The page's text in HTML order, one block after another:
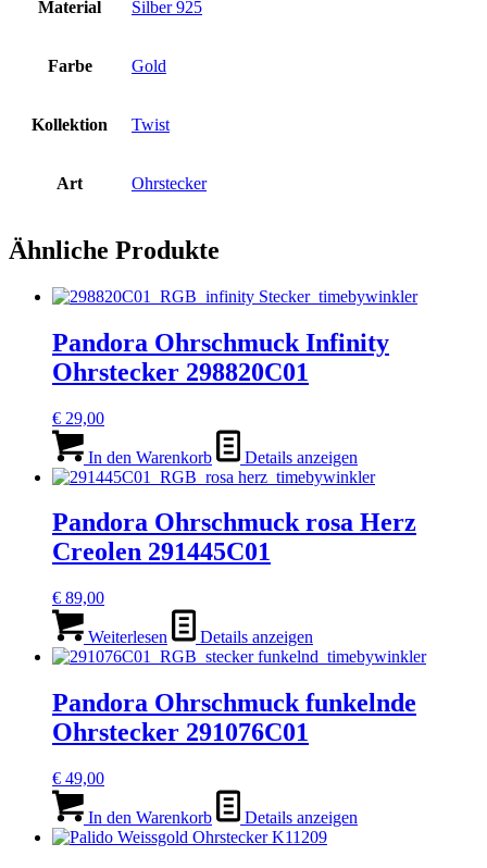
Material Silber 925
Farbe Gold
Kollektion Twist
Art Ohrstecker
Ähnliche Produkte
Pandora Ohrschmuck Infinity
Ohrstecker 298820C01
€ 29,00
In den Warenkorb Details anzeigen
Pandora Ohrschmuck rosa Herz
Creolen 291445C01
€ 89,00
Weiterlesen Details anzeigen
Pandora Ohrschmuck funkelnde
Ohrstecker 291076C01
€ 49,00
In den Warenkorb Details anzeigen